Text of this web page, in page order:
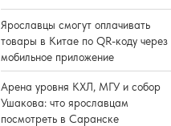
Ярославцы смогут оплачивать
товары в Китае по QR-коду через
мобильное приложение
Арена уровня КХЛ, МГУ и собор
Ушакова: что ярославцам
посмотреть в Саранске